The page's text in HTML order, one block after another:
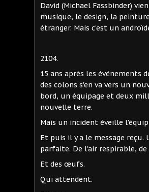
David (Michael Fassbinder)
musique, le design, la
étranger. Mais c'est un
2104.
15 ans après les événements
des colons s'en va vers un
bord, un équipage et deux
nouvelle terre.
Mais un incident éveille
Et puis il y a le message
parfaite. De l'air respirable,
Et des œufs.
Qui attendent.